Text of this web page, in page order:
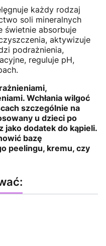
każdy rodzaj
soli mineralnych
świetnie absorbuje
aktywizuje
podrażnienia,
reguluje pH,
Wchłania wilgoć
szczególnie na
u dzieci po
jako dodatek do kąpieli.
bazę
peelingu, kremu, czy